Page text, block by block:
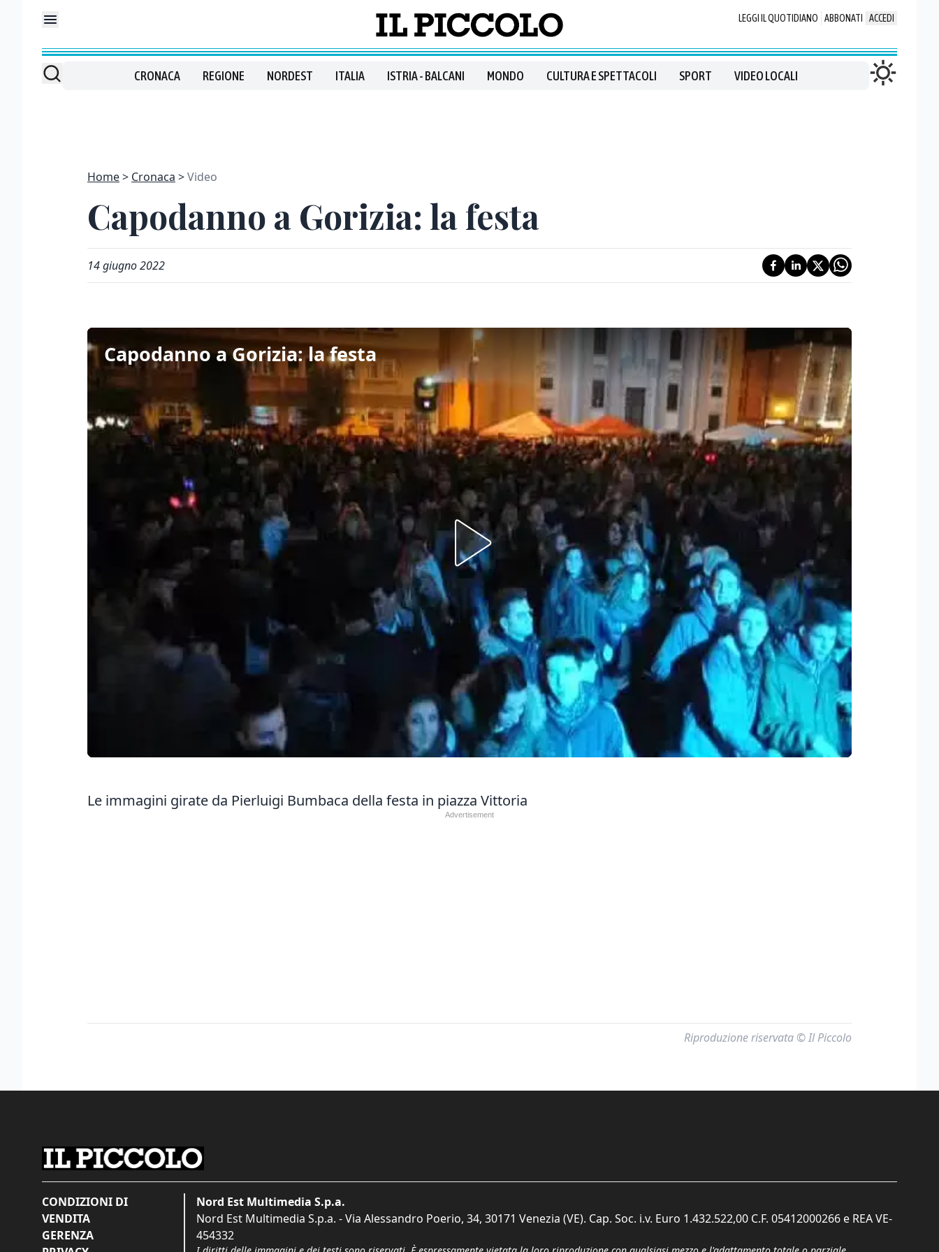
LEGGI IL QUOTIDIANO ABBONATI ACCEDI
CRONACA REGIONE NORDEST ITALIA ISTRIA - BALCANI MONDO CULTURA E SPETTACOLI SPORT VIDEO LOCALI
Home Cronaca Video
Capodanno a Gorizia: la festa
14 giugno 2022
Capodanno a Gorizia: la festa
Le immagini girate da Pierluigi Bumbaca della festa in piazza Vittoria
Riproduzione riservata © Il Piccolo
CONDIZIONI DI
VENDITA
GERENZA
Nord Est Multimedia S.p.a.
Nord Est Multimedia S.p.a. - Via Alessandro Poerio, 34, 30171 Venezia (VE). Cap. Soc. i.v. Euro 1.432.522,00 C.F. 05412000266 e REA VE-
454332